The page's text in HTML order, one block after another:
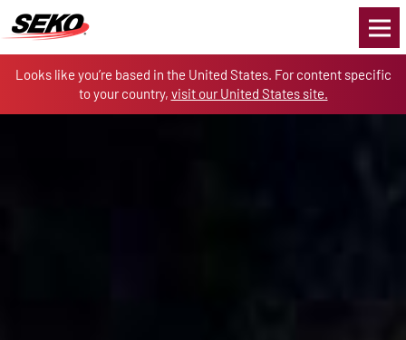
Looks like you’re based in the United States. For content specific
to your country, visit our United States site.